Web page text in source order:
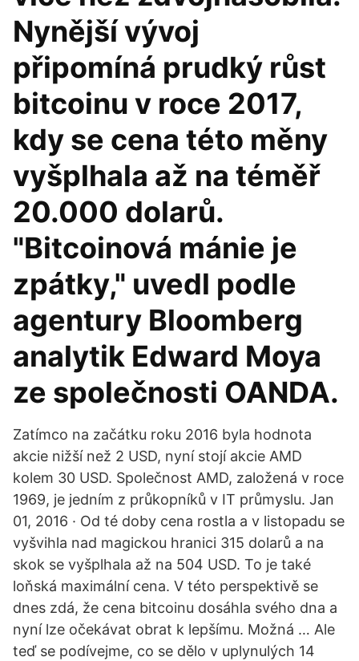
Nynější vývoj
připomíná prudký růst
bitcoinu v roce 2017,
kdy se cena této měny
vyšplhala až na téměř
20.000 dolarů.
"Bitcoinová mánie je
zpátky," uvedl podle
agentury Bloomberg
analytik Edward Moya
ze společnosti OANDA.
Zatímco na začátku roku 2016 byla hodnota
akcie nižší než 2 USD, nyní stojí akcie AMD
kolem 30 USD. Společnost AMD, založená v roce
1969, je jedním z průkopníků v IT průmyslu. Jan
01, 2016 · Od té doby cena rostla a v listopadu se
vyšvihla nad magickou hranici 315 dolarů a na
skok se vyšplhala až na 504 USD. To je také
loňská maximální cena. V této perspektivě se
dnes zdá, že cena bitcoinu dosáhla svého dna a
nyní lze očekávat obrat k lepšímu. Možná … Ale
teď se podívejme, co se dělo v uplynulých 14